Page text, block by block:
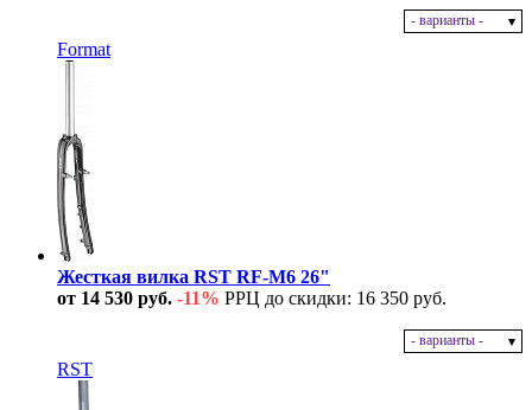
- варианты -
Format
Жесткая вилка RST RF-M6 26"
от 14 530 руб. -11% РРЦ до скидки: 16 350 руб.
- варианты -
RST